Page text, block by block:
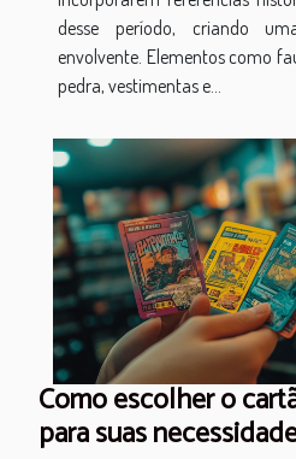
desse período, criando
envolvente. Elementos como
pedra, vestimentas e...
Como escolher o
para suas